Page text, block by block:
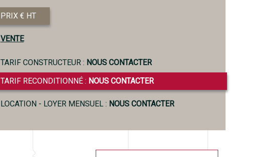
PRIX € HT
VENTE
TARIF CONSTRUCTEUR : NOUS CONTACTER
TARIF RECONDITIONNÉ : NOUS CONTACTER
LOCATION - LOYER MENSUEL : NOUS CONTACTER